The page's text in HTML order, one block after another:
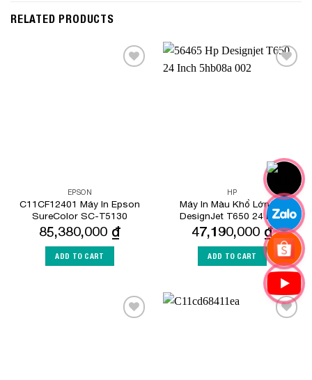
RELATED PRODUCTS
EPSON
C11CF12401 Máy In Epson
SureColor SC-T5130
85,380,000 ₫
ADD TO CART
HP
Máy In Màu Khổ Lớn HP
DesignJet T650 24 inch
47,190,000 ₫
ADD TO CART